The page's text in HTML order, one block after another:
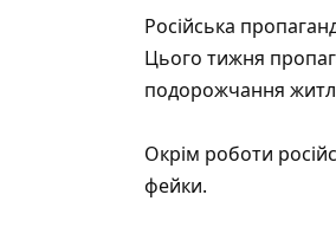
Російська
Цього тижня
подорожчання
Окрім роботи
фейки.